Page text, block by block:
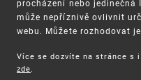
UPV
procházení nebo jedinečná
může nepříznivě ovlivnit
webu. Můžete rozhodovat
Více se dozvíte na stránce s
zde.